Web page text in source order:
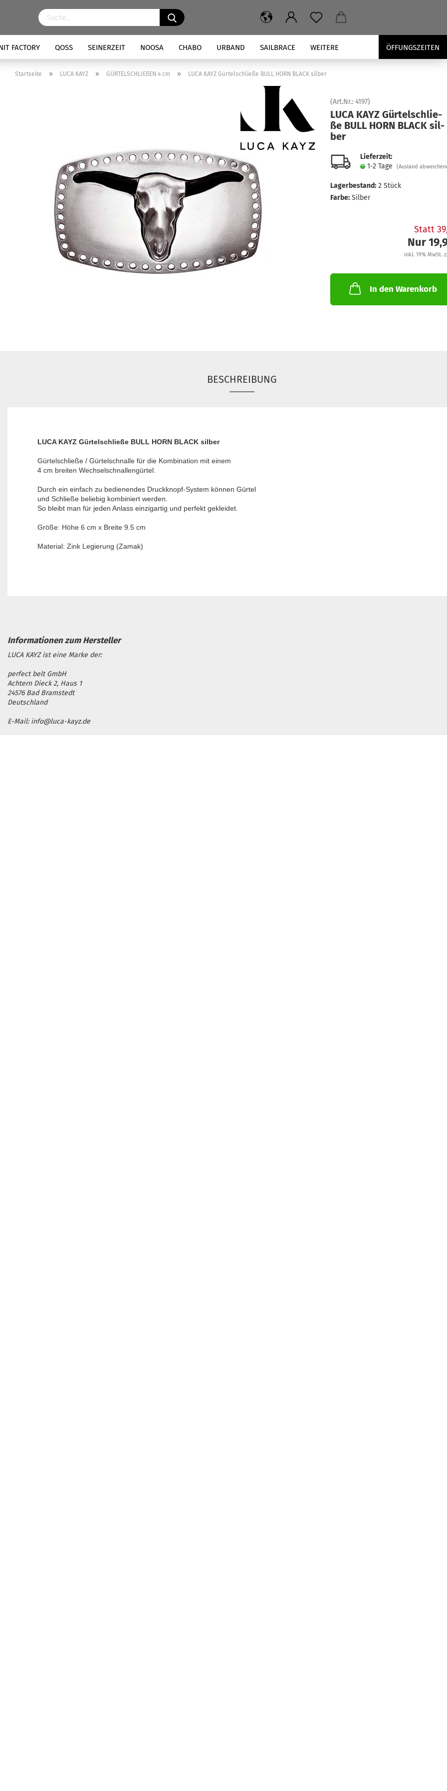
FACTORY QOSS SEINERZEIT NOOSA CHABO URBAND SAILBRACE ÖFFUNGSZEITEN
WEITERE
Startseite » LUCA KAYZ » GÜRTELSCHLIEßEN 4 cm » LUCA KAYZ Gürtelschließe BULL HORN BLACK silber
(Art.Nr.: 4197)
LUCA KAYZ Gür­tel­schlie­
ße BULL HORN BLACK sil­
ber
Lieferzeit:
1-2 Tage
(Ausland
Lagerbestand: 2 Stück
Farbe: Silber
Statt
Nur
inkl. 19% MwSt.
In den Warenkorb
BESCHREIBUNG
LUCA KAYZ Gürtelschließe BULL HORN BLACK silber
Gürtelschließe / Gürtelschnalle für die Kombination mit einem
4 cm breiten Wechselschnallengürtel.
Durch ein einfach zu bedienendes Druckknopf-System können Gürtel
und Schließe beliebig kombiniert werden.
So bleibt man für jeden Anlass einzigartig und perfekt gekleidet.
Größe: Höhe 6 cm x Breite 9.5 cm
Material: Zink Legierung (Zamak)
LUCA KAYZ ist eine Marke der:
perfect belt GmbH
Achtern Dieck 2, Haus 1
24576 Bad Bramstedt
Deutschland
E-Mail: info@luca-kayz.de